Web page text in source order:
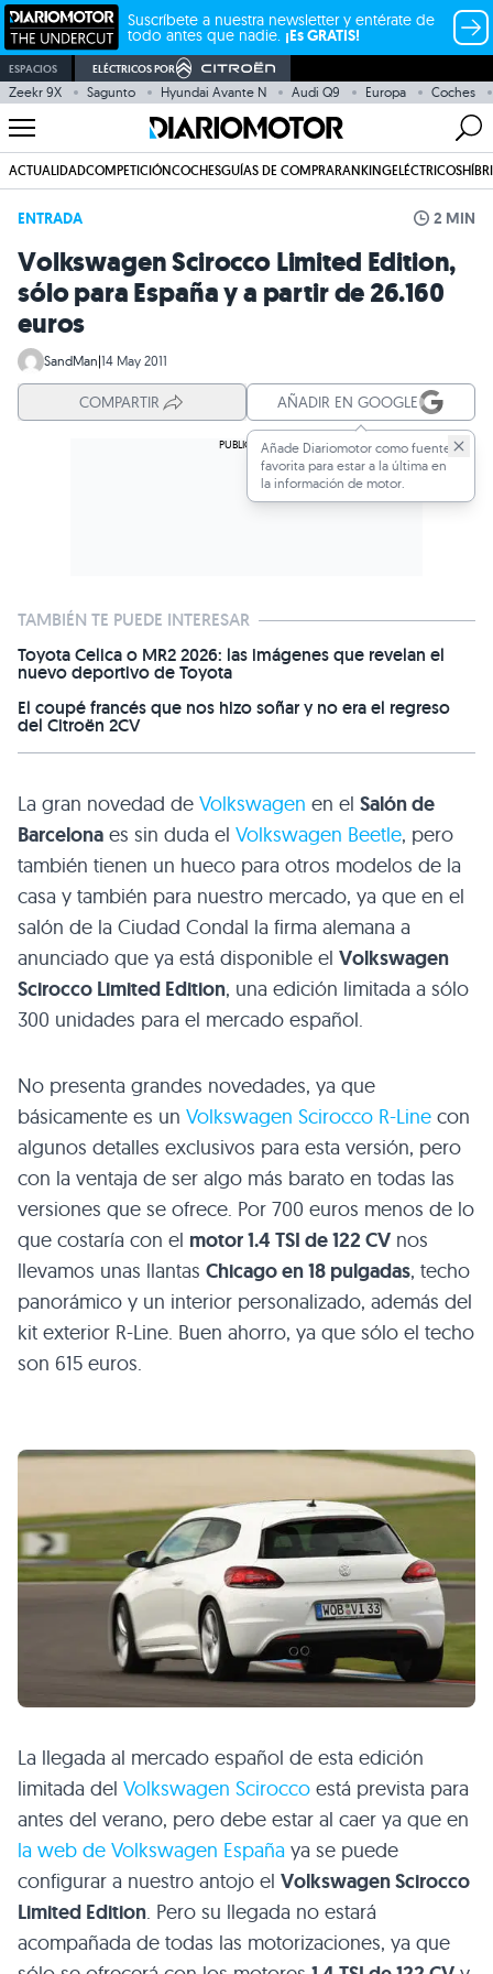
Suscríbete a nuestra newsletter y entérate de
todo antes que nadie. ¡Es GRATIS!
ESPACIOS ELÉCTRICOS POR
Zeekr 9X Sagunto Hyundai Avante N Audi Q9 Europa Coches
ACTUALIDADCOMPETICIÓNCOCHESGUÍAS DE COMPRARANKINGELÉCTRICOS
ENTRADA 2 MIN
Volkswagen Scirocco Limited Edition,
sólo para España y a partir de 26.160
euros
SandMan|14 May 2011
COMPARTIR AÑADIR EN GOOGLE
Añade Diariomotor como fuente
favorita para estar a la última en
la información de motor.
TAMBIÉN TE PUEDE INTERESAR
Toyota Celica o MR2 2026: las imágenes que revelan el
nuevo deportivo de Toyota
El coupé francés que nos hizo soñar y no era el regreso
del Citroën 2CV
La gran novedad de Volkswagen en el Salón de
Barcelona es sin duda el Volkswagen Beetle, pero
también tienen un hueco para otros modelos de la
casa y también para nuestro mercado, ya que en el
salón de la Ciudad Condal la firma alemana a
anunciado que ya está disponible el Volkswagen
Scirocco Limited Edition, una edición limitada a sólo
300 unidades para el mercado español.
No presenta grandes novedades, ya que
básicamente es un Volkswagen Scirocco R-Line con
algunos detalles exclusivos para esta versión, pero
con la ventaja de ser algo más barato en todas las
versiones que se ofrece. Por 700 euros menos de lo
que costaría con el motor 1.4 TSI de 122 CV nos
llevamos unas llantas Chicago en 18 pulgadas, techo
panorámico y un interior personalizado, además del
kit exterior R-Line. Buen ahorro, ya que sólo el techo
son 615 euros.
La llegada al mercado español de esta edición
limitada del Volkswagen Scirocco está prevista para
antes del verano, pero debe estar al caer ya que en
la web de Volkswagen España ya se puede
configurar a nuestro antojo el Volkswagen Scirocco
Limited Edition. Pero su llegada no estará
acompañada de todas las motorizaciones, ya que